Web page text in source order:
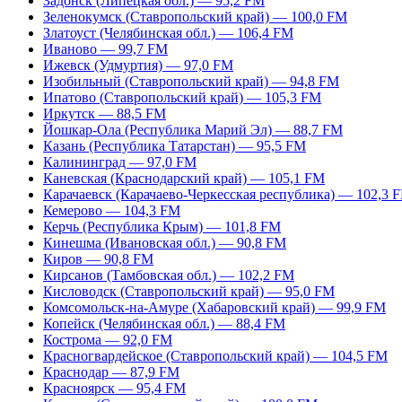
Зеленокумск (Ставропольский край) — 100,0 FM
Златоуст (Челябинская обл.) — 106,4 FM
Иваново — 99,7 FM
Ижевск (Удмуртия) — 97,0 FM
Изобильный (Ставропольский край) — 94,8 FM
Ипатово (Ставропольский край) — 105,3 FM
Иркутск — 88,5 FM
Йошкар-Ола (Республика Марий Эл) — 88,7 FM
Казань (Республика Татарстан) — 95,5 FM
Калининград — 97,0 FM
Каневская (Краснодарский край) — 105,1 FM
Карачаевск (Карачаево-Черкесская республика) — 102,3
Кемерово — 104,3 FM
Керчь (Республика Крым) — 101,8 FM
Кинешма (Ивановская обл.) — 90,8 FM
Киров — 90,8 FM
Кирсанов (Тамбовская обл.) — 102,2 FM
Кисловодск (Ставропольский край) — 95,0 FM
Комсомольск-на-Амуре (Хабаровский край) — 99,9 FM
Копейск (Челябинская обл.) — 88,4 FM
Кострома — 92,0 FM
Красногвардейское (Ставропольский край) — 104,5 FM
Краснодар — 87,9 FM
Красноярск — 95,4 FM